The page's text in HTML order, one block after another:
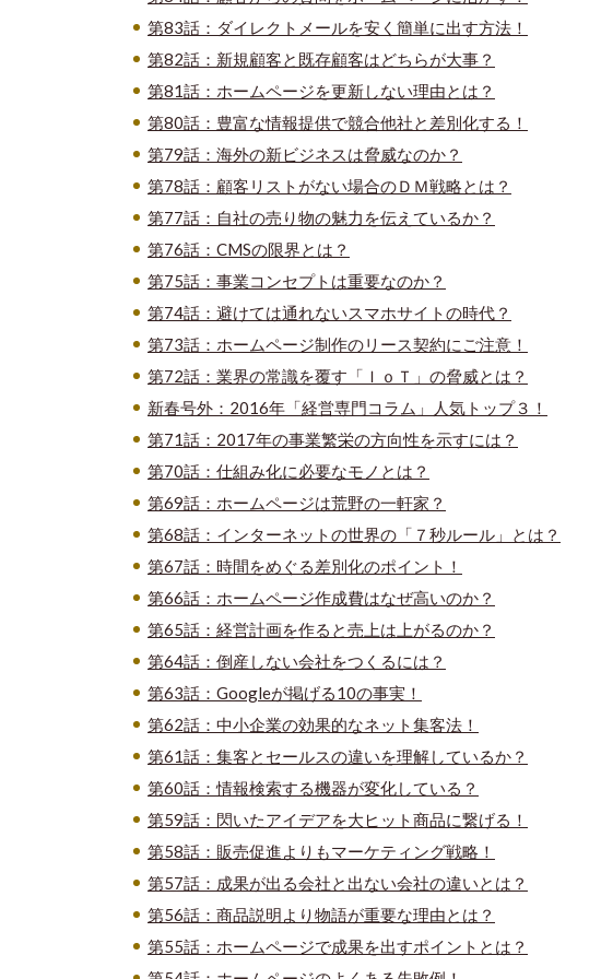
第83話：ダイレクトメールを安く簡単に出す方法！
第82話：新規顧客と既存顧客はどちらが大事？
第81話：ホームページを更新しない理由とは？
第80話：豊富な情報提供で競合他社と差別化する！
第79話：海外の新ビジネスは脅威なのか？
第78話：顧客リストがない場合のＤＭ戦略とは？
第77話：自社の売り物の魅力を伝えているか？
第76話：CMSの限界とは？
第75話：事業コンセプトは重要なのか？
第74話：避けては通れないスマホサイトの時代？
第73話：ホームページ制作のリース契約にご注意！
第72話：業界の常識を覆す「ＩｏＴ」の脅威とは？
新春号外：2016年「経営専門コラム」人気トップ３！
第71話：2017年の事業繁栄の方向性を示すには？
第70話：仕組み化に必要なモノとは？
第69話：ホームページは荒野の一軒家？
第68話：インターネットの世界の「７秒ルール」とは？
第67話：時間をめぐる差別化のポイント！
第66話：ホームページ作成費はなぜ高いのか？
第65話：経営計画を作ると売上は上がるのか？
第64話：倒産しない会社をつくるには？
第63話：Googleが掲げる10の事実！
第62話：中小企業の効果的なネット集客法！
第61話：集客とセールスの違いを理解しているか？
第60話：情報検索する機器が変化している？
第59話：閃いたアイデアを大ヒット商品に繋げる！
第58話：販売促進よりもマーケティング戦略！
第57話：成果が出る会社と出ない会社の違いとは？
第56話：商品説明より物語が重要な理由とは？
第55話：ホームページで成果を出すポイントとは？